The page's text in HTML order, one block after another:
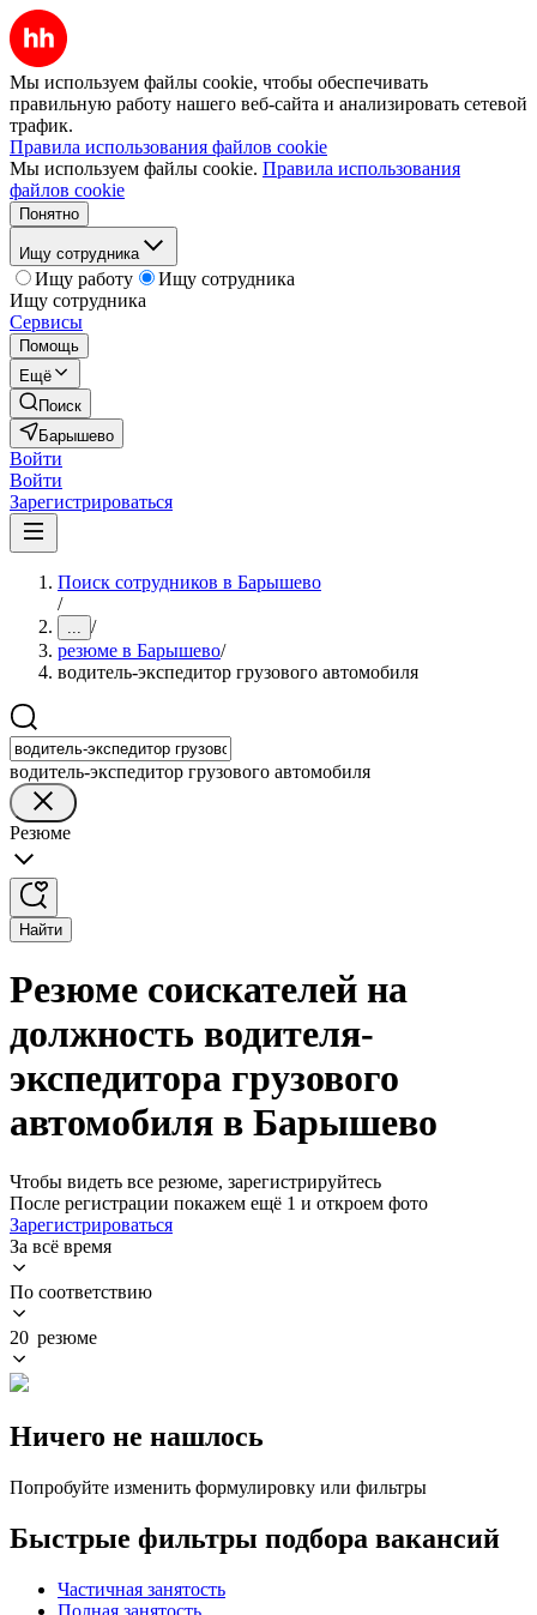
Мы используем файлы cookie, чтобы обеспечивать
правильную работу нашего веб-сайта и анализировать сетевой
трафик.
Правила использования файлов cookie
Мы используем файлы cookie. Правила использования
файлов cookie
Понятно
Ищу сотрудника
Ищу работу
Ищу сотрудника
Ищу сотрудника
Сервисы
Помощь
Ещё
Поиск
Барышево
Войти
Войти
Зарегистрироваться
Поиск сотрудников в Барышево
/
... /
резюме в Барышево/
водитель-экспедитор грузового автомобиля
водитель-экспедитор грузового автомобиля
Резюме
Найти
Резюме соискателей на
должность водителя-
экспедитора грузового
автомобиля в Барышево
Чтобы видеть все резюме, зарегистрируйтесь
После регистрации покажем ещё 1 и откроем фото
Зарегистрироваться
За всё время
По соответствию
20 резюме
Ничего не нашлось
Попробуйте изменить формулировку или фильтры
Быстрые фильтры подбора вакансий
Частичная занятость
Полная занятость